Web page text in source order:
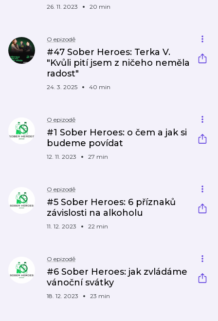
26. 11. 2023 20 min
O epizodě
#47 Sober Heroes: Terka V.
"Kvůli pití jsem z ničeho neměla
radost"
24. 3. 2025 40 min
O epizodě
#1 Sober Heroes: o čem a jak si
budeme povídat
12. 11. 2023 27 min
O epizodě
#5 Sober Heroes: 6 příznaků
závislosti na alkoholu
11. 12. 2023 22 min
O epizodě
#6 Sober Heroes: jak zvládáme
vánoční svátky
18. 12. 2023 23 min